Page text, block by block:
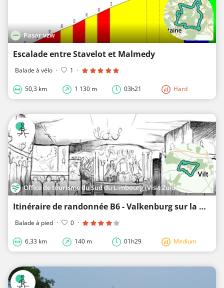
Pasar vzw
Escalade entre Stavelot et Malmedy
Balade à vélo · 1 ·
50,3 km 1 130 m 03h21 Hard
Office de tourisme du Sud du Limbourg (Visit Zuid-Limburg)
Itinéraire de randonnée B6 - Valkenburg sur la Geul - Berg
Balade à pied · 0 ·
6,33 km 140 m 01h29 Medium